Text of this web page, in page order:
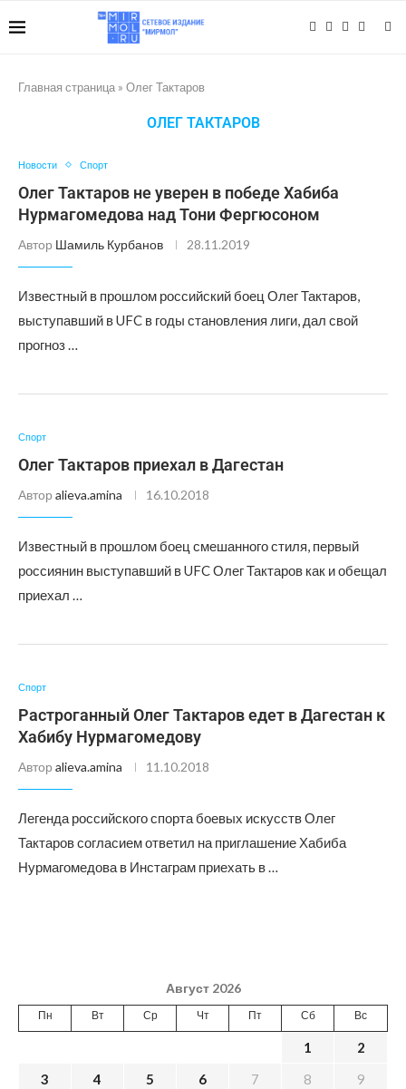
Главная страница » Олег Тактаров
ОЛЕГ ТАКТАРОВ
Новости Спорт
Олег Тактаров не уверен в победе Хабиба
Нурмагомедова над Тони Фергюсоном
Автор Шамиль Курбанов 28.11.2019
Известный в прошлом российский боец Олег Тактаров,
выступавший в UFC в годы становления лиги, дал свой
прогноз …
Спорт
Олег Тактаров приехал в Дагестан
Автор alieva.amina 16.10.2018
Известный в прошлом боец смешанного стиля, первый
россиянин выступавший в UFC Олег Тактаров как и обещал
приехал …
Спорт
Растроганный Олег Тактаров едет в Дагестан к
Хабибу Нурмагомедову
Автор alieva.amina 11.10.2018
Легенда российского спорта боевых искусств Олег
Тактаров согласием ответил на приглашение Хабиба
Нурмагомедова в Инстаграм приехать в …
Август 2026
Пн Вт Ср Чт Пт Сб Вс
1
2
3
4 5 6 7 8
9